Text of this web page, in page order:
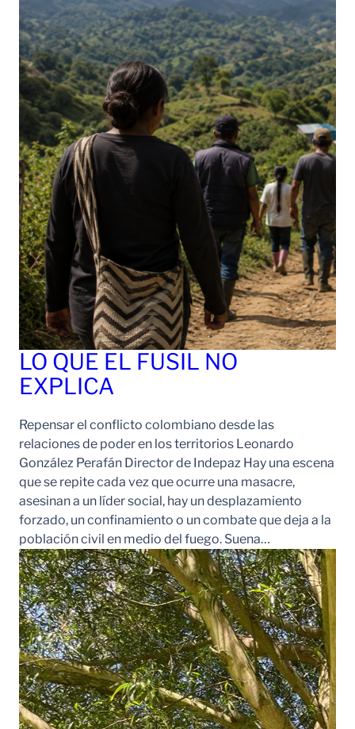
LO QUE EL FUSIL NO
EXPLICA
Repensar el conflicto colombiano desde las
relaciones de poder en los territorios Leonardo
González Perafán Director de Indepaz Hay una escena
que se repite cada vez que ocurre una masacre,
asesinan a un líder social, hay un desplazamiento
forzado, un confinamiento o un combate que deja a la
población civil en medio del fuego. Suena…